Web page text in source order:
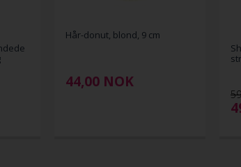
Hår-donut, blond, 9 cm
44,00 NOK